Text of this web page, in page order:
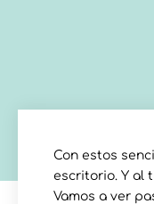
Con estos
escritorio. Y al
Vamos a ver